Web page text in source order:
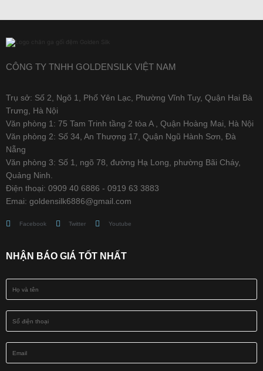
CÔNG TY TNHH GOLDENSILK VIỆT NAM
Trụ sở: Số 2, Ngõ 1, Phố Yên Lạc, Phường Vĩnh Tuy, Quận Hai Bà
Trưng, Hà Nội
Văn phòng 1: 75 Tam Trinh tầng 2 tòa A , Quận Hoàng Mai, Hà Nội
Văn phòng 2: Số 34, An Thượng 17, Quận Ngũ Hành Sơn, Đà
Nẵng
Văn phòng 3: Số 1, ngõ 78, đường Hạ Long, phường Bãi Cháy,
Quảng Ninh.
Điện thoại: 0909 40 6886 - 0919 63 3883
Emai: goldensilk6886@gmail.com
Facebook Twitter Youtube
NHẬN BÁO GIÁ TỐT NHẤT